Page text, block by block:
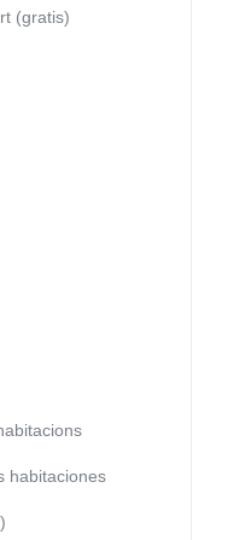
(gratis)
habitaciones